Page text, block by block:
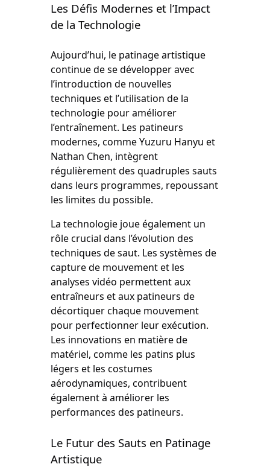
Les Défis Modernes et l’Impact
de la Technologie
Aujourd’hui, le patinage artistique
continue de se développer avec
l’introduction de nouvelles
techniques et l’utilisation de la
technologie pour améliorer
l’entraînement. Les patineurs
modernes, comme Yuzuru Hanyu et
Nathan Chen, intègrent
régulièrement des quadruples sauts
dans leurs programmes, repoussant
les limites du possible.
La technologie joue également un
rôle crucial dans l’évolution des
techniques de saut. Les systèmes de
capture de mouvement et les
analyses vidéo permettent aux
entraîneurs et aux patineurs de
décortiquer chaque mouvement
pour perfectionner leur exécution.
Les innovations en matière de
matériel, comme les patins plus
légers et les costumes
aérodynamiques, contribuent
également à améliorer les
performances des patineurs.
Le Futur des Sauts en Patinage
Artistique